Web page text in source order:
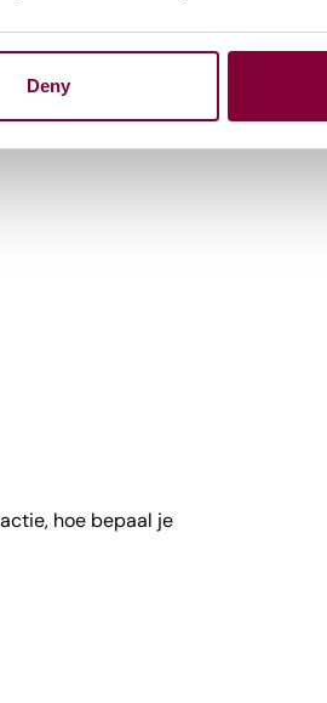
Deny
Hoe interesseer
verhalen?
hoe bepaal je